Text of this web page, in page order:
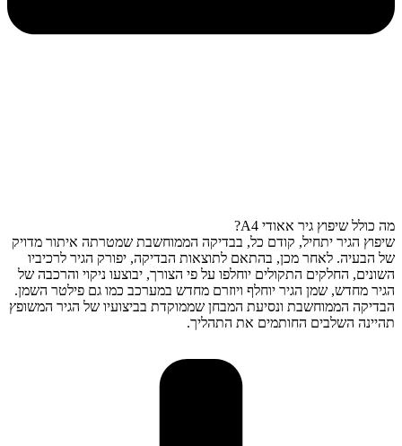
מה כולל שיפוץ גיר אאודי A4?
שיפוץ הגיר יתחיל, קודם כל, בבדיקה הממוחשבת שמטרתה איתור מדויק
של הבעיה. לאחר מכן, בהתאם לתוצאות הבדיקה, יפורק הגיר לרכיביו
השונים, החלקים התקולים יוחלפו על פי הצורך, יבוצעו ניקוי והרכבה של
הגיר מחדש, שמן הגיר יוחלף ויוזרם מחדש במערכב כמו גם פילטר השמן.
הבדיקה הממוחשבת ונסיעת המבחן שממוקדת בביצועיו של הגיר המשופץ
תהיינה השלבים החותמים את התהליך.